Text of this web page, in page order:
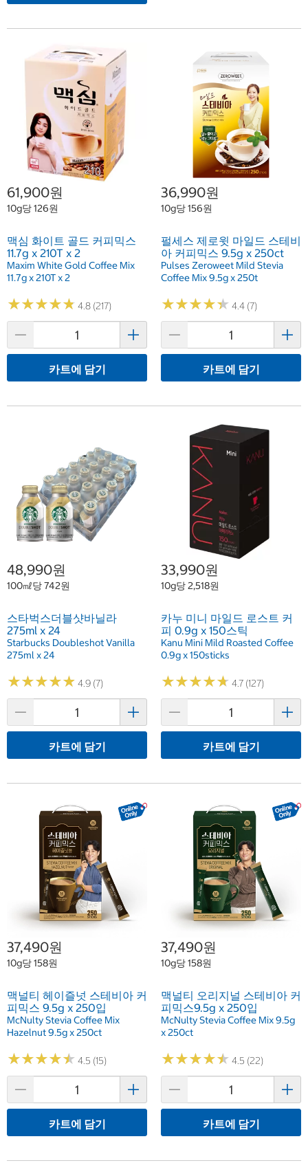
61,900원
10g당 126원
맥심 화이트 골드 커피믹스
11.7g x 210T x 2
Maxim White Gold Coffee Mix
11.7g x 210T x 2
★★★★★
★★★★★ 4.8 (217)
카트에 담기
36,990원
10g당 156원
펄세스 제로윗 마일드 스테비
아 커피믹스 9.5g x 250ct
Pulses Zeroweet Mild Stevia
Coffee Mix 9.5g x 250t
★★★★★
★★★★★ 4.4 (7)
카트에 담기
48,990원
100㎖당 742원
스타벅스더블샷바닐라
275ml x 24
Starbucks Doubleshot Vanilla
275ml x 24
★★★★★
★★★★★ 4.9 (7)
카트에 담기
33,990원
10g당 2,518원
카누 미니 마일드 로스트 커
피 0.9g x 150스틱
Kanu Mini Mild Roasted Coffee
0.9g x 150sticks
★★★★★
★★★★★ 4.7 (127)
카트에 담기
37,490원
10g당 158원
맥널티 헤이즐넛 스테비아 커
피믹스 9.5g x 250입
McNulty Stevia Coffee Mix
Hazelnut 9.5g x 250ct
★★★★★
★★★★★ 4.5 (15)
카트에 담기
37,490원
10g당 158원
맥널티 오리지널 스테비아 커
피믹스9.5g x 250입
McNulty Stevia Coffee Mix 9.5g
x 250ct
★★★★★
★★★★★ 4.5 (22)
카트에 담기